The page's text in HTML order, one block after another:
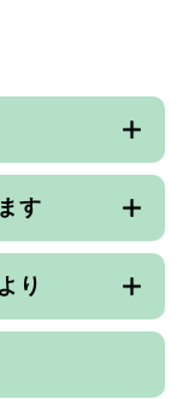
す
り